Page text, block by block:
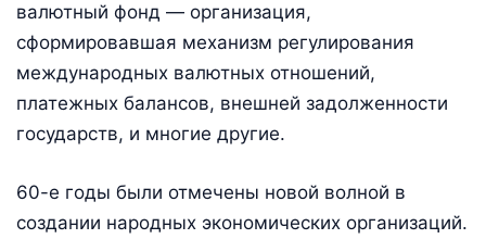
валютный фонд — организация,
сформировавшая механизм регулирования
международных валютных отношений,
платежных балансов, внешней задолженности
государств, и многие другие.
60-е годы были отмечены новой волной в
создании народных экономических организаций.